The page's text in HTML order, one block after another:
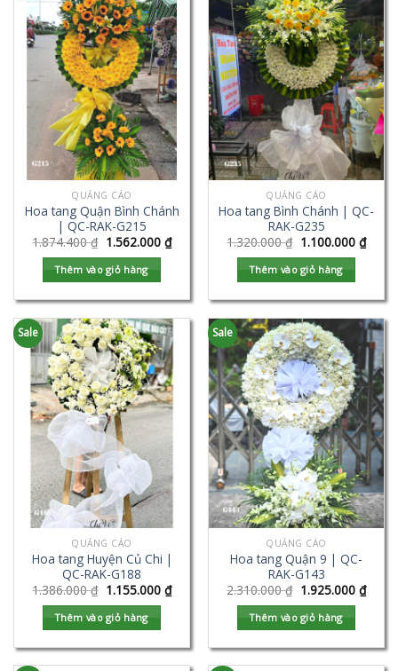
QUẢNG CÁO
Hoa tang Quận Bình Chánh
| QC-RAK-G215
1.874.400₫ 1.562.000 ₫
Thêm vào giỏ hàng
QUẢNG CÁO
Hoa tang Bình Chánh | QC-
RAK-G235
1.320.000₫ 1.100.000 ₫
Thêm vào giỏ hàng
Sale
QUẢNG CÁO
Hoa tang Huyện Củ Chi |
QC-RAK-G188
1.386.000₫ 1.155.000 ₫
Thêm vào giỏ hàng
Sale
QUẢNG CÁO
Hoa tang Quận 9 | QC-
RAK-G143
2.310.000₫ 1.925.000 ₫
Thêm vào giỏ hàng